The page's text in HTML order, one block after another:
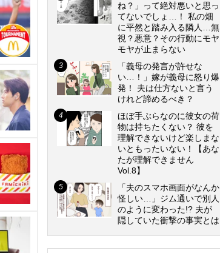
ね？」って絶対悪いと思っ
てないでしょ…！ 私の畑
に平然と踏み入る隣人…無
視？悪意？その行動にモヤ
モヤが止まらない
「義母の発言が許せな
い…！」嫁が義母に怒り爆
発！ 夫は仕方ないと言う
けれど諦めるべき？
ほぼ手ぶらなのに彼女の荷
物は持ちたくない？ 彼を
理解できないけど楽しまな
いともったいない！【あな
たが理解できません
Vol.8】
「夫のスマホ画面がなんか
怪しい…」ジム通いで別人
のように変わった!? 夫が
隠していた衝撃の事実とは